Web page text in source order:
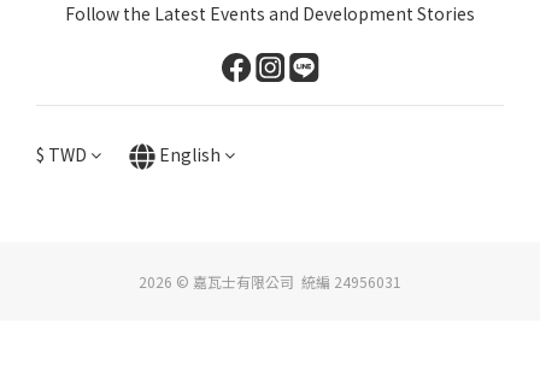
Follow the Latest Events and Development Stories
$ TWD English
2026 © 嘉瓦士有限公司 統編 24956031